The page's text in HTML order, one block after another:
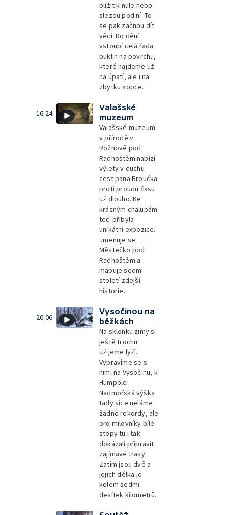
blížit k nule nebo
slezou pod ní. To
se pak začnou dít
věci. Do dění
vstoupí celá řada
puklin na povrchu,
které najdeme už
na úpatí, ale i na
zbytku kopce.
16:24
Valašské
muzeum
Valašské muzeum
v přírodě v
Rožnově pod
Radhoštěm nabízí
výlety v duchu
cest pana Broučka
proti proudu času
už dlouho. Ke
krásným chalupám
teď přibyla
unikátní expozice.
Jmenuje se
Městečko pod
Radhoštěm a
mapuje sedm
století zdejší
historie.
20:06
Vysočinou na
běžkách
Na sklonku zimy si
ještě trochu
užijeme lyží.
Vypravíme se s
nimi na Vysočinu, k
Humpolci.
Nadmořská výška
tady sice neláme
žádné rekordy, ale
pro milovníky bílé
stopy tu i tak
dokázali připravit
zajímavé trasy.
Zatím jsou dvě a
jejich délka je
kolem sedmi
desítek kilometrů.